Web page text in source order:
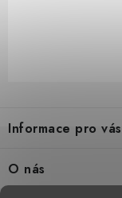
p
a
t
Informace pro vás
Tabulka velikostí
O nás